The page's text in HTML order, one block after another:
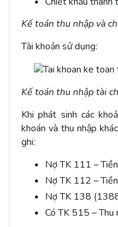
Kế toán thu nhập và
Tài khoản sử dụng:
Kế toán thu nhập tài
Khi phát sinh các
khoán và thu nhập
ghi:
Nợ TK 111 –
Nợ TK 112 –
Nợ TK 138
Có TK 515 – Thu